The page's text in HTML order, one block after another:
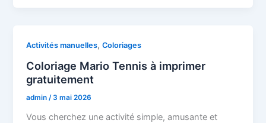
Activités manuelles,Coloriages
Coloriage Mario Tennis à imprimer
gratuitement
admin/3 mai 2026
Vous cherchez une activité simple, amusante et